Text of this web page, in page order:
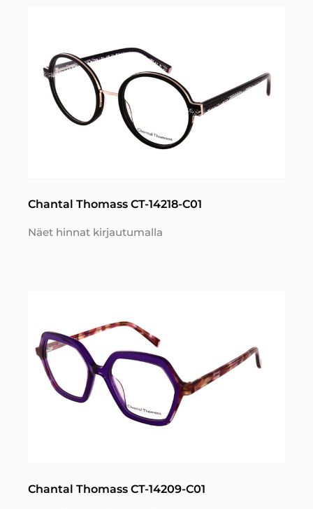
Chantal Thomass CT-14218-C01
Näet hinnat kirjautumalla
Chantal Thomass CT-14209-C01